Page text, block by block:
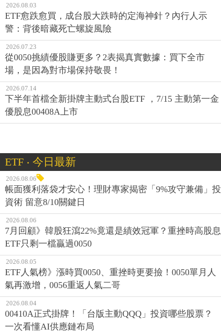
2026.08.03
ETF愈跌愈買，成台股大跌時的定海神針？內行人示
警：背後暗藏死亡螺旋風險
2026.07.23
從0050挑績優股賺更多？2表揭真實數據：買下全市
場，是因為對市場保持敬畏！
2026.07.14
下半年首檔全新掛牌主動式台股ETF ，7/15 主動第一金
優股息00408A上市
ETF ‧ 今日最新
2026.08.06
帳面獲利落袋才安心！理財專家揭密「9%攻守兼備」投
資術 留意8/10關鍵日
2026.08.06
7月回顧》韓股狂瀉22%竟還是績效冠軍？重挫時高股息
ETF只剩一檔贏過0050
2026.08.05
ETF人氣榜》漲時買0050、重挫時更要撿！0050單月人
氣再激增，0056重返人氣二哥
2026.08.04
00410A正式掛牌！「台版主動QQQ」投資哪些股票？
一次看懂AI供應鏈布局